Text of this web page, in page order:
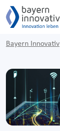
Bayern Innovativ